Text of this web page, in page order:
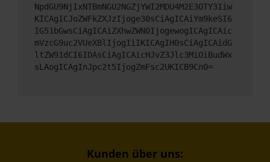
NpdGU9NjIxNTBmNGU2NGZjYWI2MDU4M2E3OTY3Iiw
KICAgICJoZWFkZXJzIjoge30sCiAgICAiYm9keSI6
IG51bGwsCiAgICAiZXhwZWN0IjogewogICAgICAic
mVzcG9uc2VUeXBlIjogIiIKICAgIH0sCiAgICAidG
ltZW91dCI6IDAsCiAgICAicHJvZ3Jlc3MiOiBudWx
sLAogICAgInJpc2t5IjogZmFsc2UKICB9Cn0=
Kunden über uns: